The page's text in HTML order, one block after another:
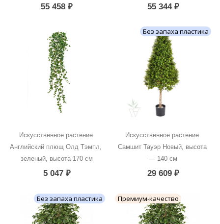
55 458₽ 55 344 ₽
Искусственное растение
Английский плющ Олд Тэмпл,
зеленый, высота 170 см
5 047 ₽
Без запаха пластика
Искусственное растение
Самшит Тауэр Новый, высота
— 140 см
29 609 ₽
Без запаха пластика Премиум-качество